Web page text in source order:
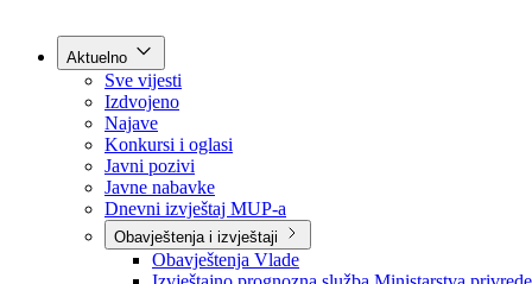
Kontakt
Aktuelno
Sve vijesti
Izdvojeno
Najave
Konkursi i oglasi
Javni pozivi
Javne nabavke
Dnevni izvještaj MUP-a